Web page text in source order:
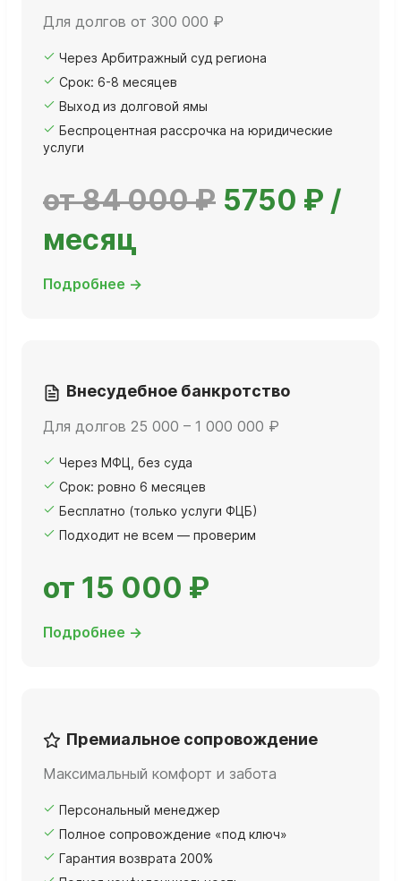
Для долгов от 300 000 ₽
Через Арбитражный суд региона
Срок: 6-8 месяцев
Выход из долговой ямы
Беспроцентная рассрочка на юридические
услуги
от 84 000 ₽ 5750 ₽ /
месяц
Подробнее →
Внесудебное банкротство
Для долгов 25 000 – 1 000 000 ₽
Через МФЦ, без суда
Срок: ровно 6 месяцев
Бесплатно (только услуги ФЦБ)
Подходит не всем — проверим
от 15 000 ₽
Подробнее →
Премиальное сопровождение
Максимальный комфорт и забота
Персональный менеджер
Полное сопровождение «под ключ»
Гарантия возврата 200%